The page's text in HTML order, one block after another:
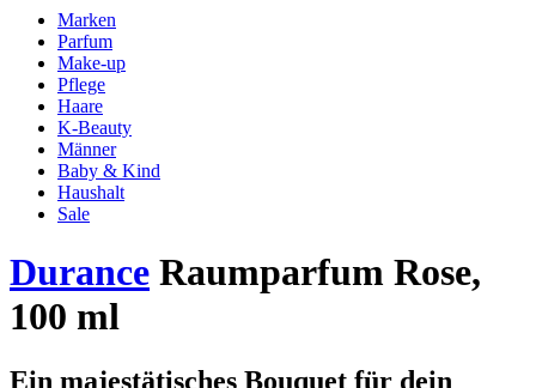
Marken
Parfum
Make-up
Pflege
Haare
K-Beauty
Männer
Baby & Kind
Haushalt
Sale
Durance Raumparfum Rose,
100 ml
Ein majestätisches Bouquet für dein